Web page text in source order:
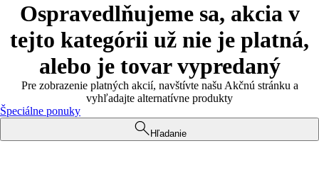
Ospravedlňujeme sa, akcia v
tejto kategórii už nie je platná,
alebo je tovar vypredaný
Pre zobrazenie platných akcií, navštívte našu Akčnú stránku a
vyhľadajte alternatívne produkty
Špeciálne ponuky
Hľadanie